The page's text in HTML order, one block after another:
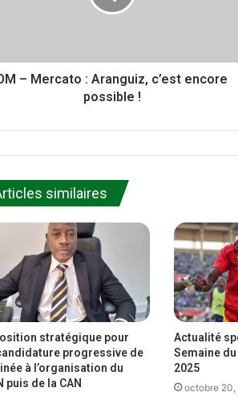
– Mercato : Aranguiz, c’est encore
possible !
similaires
stratégique pour
progressive de
à l’organisation du
puis de la CAN
Actualité
Semaine
2025
octobre 20,